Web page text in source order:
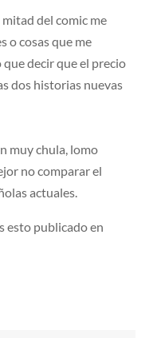
del comic me
o cosas que me
decir que el precio
dos historias nuevas
muy chula, lomo
no comparar el
actuales.
esto publicado en